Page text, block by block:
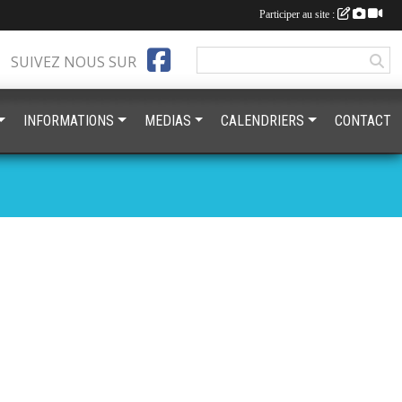
SUIVEZ NOUS SUR
INFORMATIONS MEDIAS CALENDRIERS CONTACT
Participer au site :